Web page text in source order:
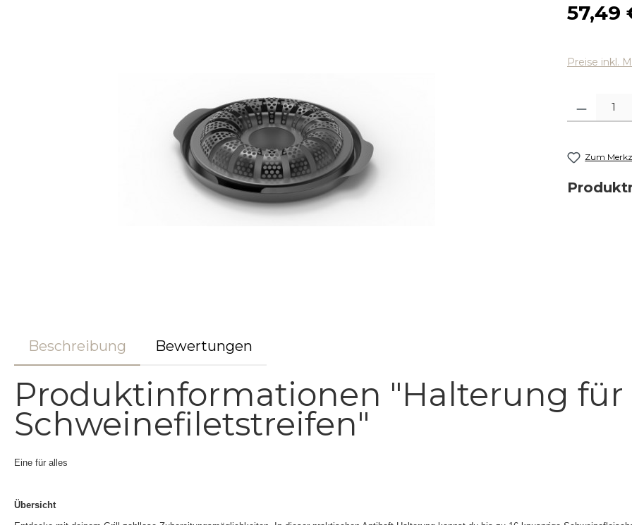
57,49
Preise inkl.
Produkt
Zum
Beschreibung Bewertungen
Produktinformationen "Halterung für
Schweinefiletstreifen"
Eine für alles
Übersicht